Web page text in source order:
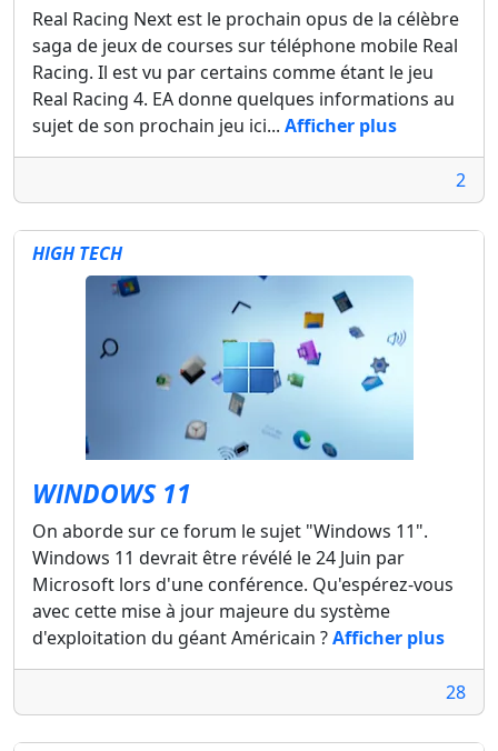
Real Racing Next est le prochain opus de la célèbre
saga de jeux de courses sur téléphone mobile Real
Racing. Il est vu par certains comme étant le jeu
Real Racing 4. EA donne quelques informations au
sujet de son prochain jeu ici... Afficher plus
2
HIGH TECH
WINDOWS 11
On aborde sur ce forum le sujet "Windows 11".
Windows 11 devrait être révélé le 24 Juin par
Microsoft lors d'une conférence. Qu'espérez-vous
avec cette mise à jour majeure du système
d'exploitation du géant Américain ?Afficher plus
28